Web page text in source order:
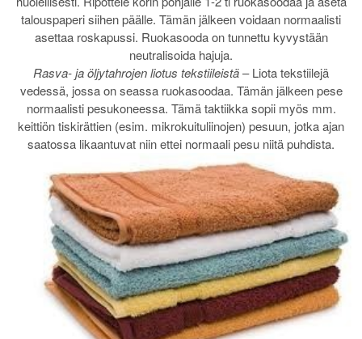
talouspaperi siihen päälle. Tämän jälkeen voidaan normaalisti
asettaa roskapussi. Ruokasooda on tunnettu kyvystään
neutralisoida hajuja.
Rasva- ja öljytahrojen liotus tekstiileistä– Liota tekstiilejä
vedessä, jossa on seassa ruokasoodaa. Tämän jälkeen pese
normaalisti pesukoneessa. Tämä taktiikka sopii myös mm.
keittiön tiskirättien (esim. mikrokuituliinojen) pesuun, jotka ajan
saatossa likaantuvat niin ettei normaali pesu niitä puhdista.